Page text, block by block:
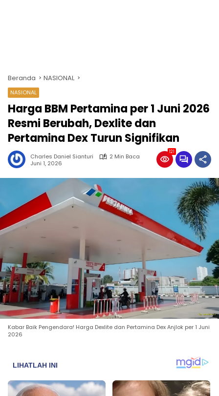
Beranda NASIONAL
NASIONAL
Harga BBM Pertamina per 1 Juni 2026
Resmi Berubah, Dexlite dan
Pertamina Dex Turun Signifikan
Charles Daniel Sianturi
2 Min Baca
Juni 1, 2026
121
Kabar Baik Pengendara! Harga Dexlite dan Pertamina Dex Anjlok per 1 Juni
2026